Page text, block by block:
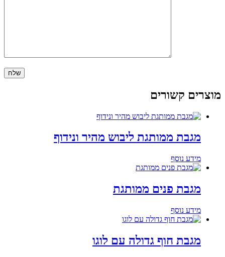
מוצרים קשורים
מגבת ממותגת ליבוש מהיר ונידוף
מידע נוסף
מגבת פנים ממותגת
מידע נוסף
מגבת חוף גדולה עם לוגו